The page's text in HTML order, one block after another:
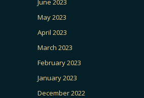
June 2023
May 2023
April 2023
March 2023
February 2023
January 2023
December 2022